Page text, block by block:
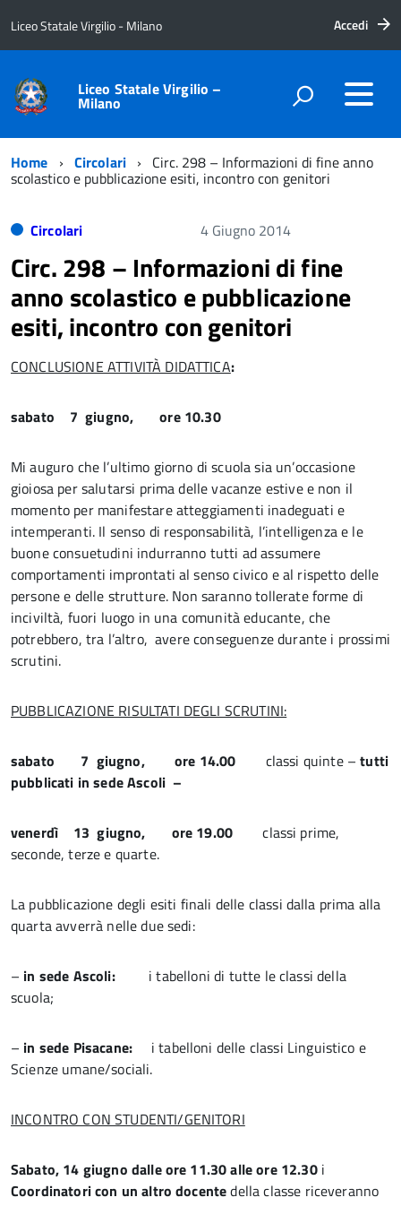
Liceo Statale Virgilio - Milano Accedi
Liceo Statale Virgilio –
Milano
Home Circolari Circ. 298 – Informazioni di fine anno
scolastico e pubblicazione esiti, incontro con genitori
Circolari 4 Giugno 2014
Circ. 298 – Informazioni di fine
anno scolastico e pubblicazione
esiti, incontro con genitori
CONCLUSIONE ATTIVITÀ DIDATTICA:
sabato 7 giugno, ore 10.30
Mi auguro che l’ultimo giorno di scuola sia un’occasione
gioiosa per salutarsi prima delle vacanze estive e non il
momento per manifestare atteggiamenti inadeguati e
intemperanti. Il senso di responsabilità, l’intelligenza e le
buone consuetudini indurranno tutti ad assumere
comportamenti improntati al senso civico e al rispetto delle
persone e delle strutture. Non saranno tollerate forme di
inciviltà, fuori luogo in una comunità educante, che
potrebbero, tra l’altro, avere conseguenze durante i prossimi
scrutini.
PUBBLICAZIONE RISULTATI DEGLI SCRUTINI:
sabato 7 giugno, ore 14.00 classi quinte –tutti
pubblicati in sede Ascoli –
venerdì 13 giugno, ore 19.00 classi prime,
seconde, terze e quarte.
La pubblicazione degli esiti finali delle classi dalla prima alla
quarta avverrà nelle due sedi:
– in sede Ascoli:i tabelloni di tutte le classi della
scuola;
– in sede Pisacane: i tabelloni delle classi Linguistico e
Scienze umane/sociali.
INCONTRO CON STUDENTI/GENITORI
Sabato, 14 giugno dalle ore 11.30 alle ore 12.30 i
Coordinatori con un altro docentedella classe riceveranno